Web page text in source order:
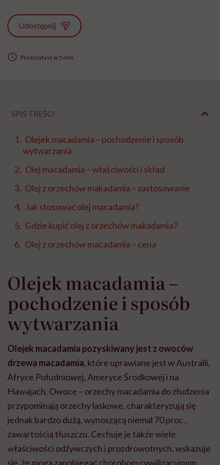
Udostępnij
Przeczytasz w 5 min
SPIS TREŚCI
Olejek macadamia – pochodzenie i sposób
wytwarzania
Olej macadamia – właściwości i skład
Olej z orzechów makadamia – zastosowanie
Jak stosować olej macadamia?
Gdzie kupić olej z orzechów makadamia?
Olej z orzechów macadamia – cena
Olejek macadamia –
pochodzenie i sposób
wytwarzania
Olejek macadamia pozyskiwany jest z owoców
drzewa macadamia, które uprawiane jest w Australii,
Afryce Południowej, Ameryce Środkowej i na
Hawajach. Owoce – orzechy macadamia do złudzenia
przypominają orzechy laskowe, charakteryzują się
jednak bardzo dużą, wynoszącą niemal 70 proc.,
zawartością tłuszczu. Cechuje je także wiele
właściwości odżywczych i prozdrowotnych, wskazuje
się, że mogą zapobiegać chorobom cywilizacyjnym.